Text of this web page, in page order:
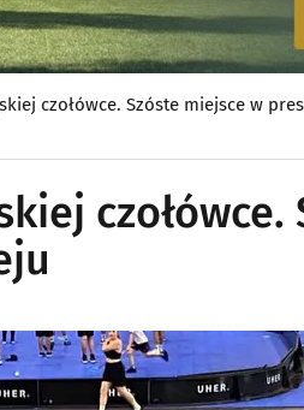
czołówce. Szóste miejsce w
czołówce.